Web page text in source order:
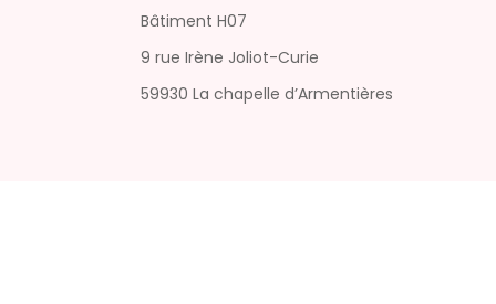
Bâtiment H07
9 rue Irène Joliot-Curie
59930 La chapelle d’Armentières